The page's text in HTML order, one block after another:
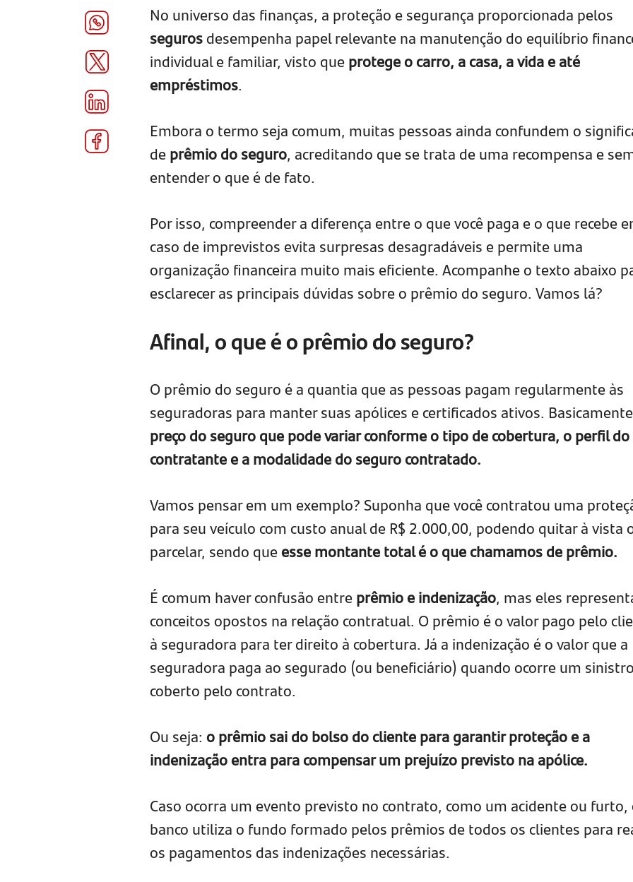
No universo das finanças, a proteção e segurança proporcionada pelos
segurosdesempenha papel relevante na manutenção do equilíbrio
individual e familiar, visto queprotege o carro, a casa, a vida e até
empréstimos.
Embora o termo seja comum, muitas pessoas ainda confundem o
deprêmio do seguro, acreditando que se trata de uma recompensa e
entender o que é de fato.
Por isso, compreender a diferença entre o que você paga e o que recebe
caso de imprevistos evita surpresas desagradáveis e permite uma
organização financeira muito mais eficiente. Acompanhe o texto abaixo
esclarecer as principais dúvidas sobre o prêmio do seguro. Vamos lá?
Afinal, o que é o prêmio do seguro?
O prêmio do seguro é a quantia que as pessoas pagam regularmente às
seguradoras para manter suas apólices e certificados ativos.
preço do seguro que pode variar conforme o tipo de cobertura, o perfil do
contratante e a modalidade do seguro contratado.
Vamos pensar em um exemplo? Suponha que você contratou uma
para seu veículo com custo anual de R$ 2.000,00, podendo quitar à vista
parcelar, sendo queesse montante total é o que chamamos de prêmio.
É comum haver confusão entreprêmio e indenização, mas eles
conceitos opostos na relação contratual. O prêmio é o valor pago pelo
à seguradora para ter direito à cobertura. Já a indenização é o valor que a
seguradora paga ao segurado (ou beneficiário) quando ocorre um sinistro
coberto pelo contrato.
Ou seja: o prêmio sai do bolso do cliente para garantir proteção e a
indenização entra para compensar um prejuízo previsto na apólice.
Caso ocorra um evento previsto no contrato, como um acidente ou furto,
banco utiliza o fundo formado pelos prêmios de todos os clientes para
os pagamentos das indenizações necessárias.